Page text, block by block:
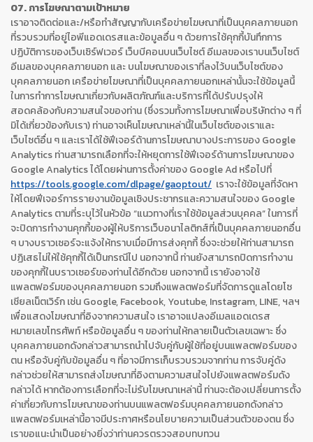
07. การโฆษณาตามเป้าหมาย
เราอาจติดต่อและ/หรือทำสัญญากับเครือข่ายโฆษณาที่เป็นบุคคลภายนอก
ที่รวบรวมที่อยู่ไอพีแอดเดรสและข้อมูลอื่น ๆ ด้วยการใช้คุกกี้บันทึกการ
ปฏิบัติการของเว็บเซิร์ฟเวอร์ เว็บบีคอนบนเว็บไซต์ อีเมลของเราบนเว็บไซต์
อีเมลของบุคคลภายนอก และ บนโฆษณาของเราที่ลงไว้บนเว็บไซต์ของ
บุคคลภายนอก เครือข่ายโฆษณาที่เป็นบุคคลภายนอกเหล่านั้นจะใช้ข้อมูลนี้
ในการทำการโฆษณาเกี่ยวกับผลิตภัณฑ์และบริการที่ได้ปรับปรุงให้
สอดคล้องกับความสนใจของท่าน (ซึ่งรวมทั้งการโฆษณาเพื่อบริษัทต่าง ๆ ที่
มิได้เกี่ยวข้องกับเรา) ท่านอาจเห็นโฆษณาเหล่านี้ในเว็บไซต์ของเราและ
เว็บไซต์อื่น ๆ และเราได้ใช้ฟีเจอร์ด้านการโฆษณาบางประการของ Google
Analytics ท่านสามารถเลือกที่จะให้หยุดการใช้ฟีเจอร์ด้านการโฆษณาของ
Google Analytics ได้โดยผ่านการตั้งค่าของ Google Ad หรือไปที่
https://tools.google.com/dlpage/gaoptout/ เราจะใช้ข้อมูลที่จัดหา
ให้โดยฟีเจอร์การรายงานข้อมูลเชิงประชากรและความสนใจของ Google
Analytics ตามที่ระบุไว้ในหัวข้อ “แนวทางที่เราใช้ข้อมูลส่วนบุคคล” ในการที่
จะปิดการทำงานคุกกี้ของผู้ให้บริการเว็บอนาไลติกส์ที่เป็นบุคคลภายนอกอื่น
ๆ บางบราวเซอร์จะแจ้งให้ทราบเมื่อมีการส่งคุกกี้ ซึ่งจะช่วยให้ท่านสามารถ
ปฏิเสธไม่ให้ใช้คุกกี้ได้เป็นกรณีไป นอกจากนี้ ท่านยังสามารถปิดการทำงาน
ของคุกกี้ในบราวเซอร์ของท่านได้อีกด้วย นอกจากนี้ เรายังอาจใช้
แพลตฟอร์มของบุคคลภายนอก รวมถึงแพลตฟอร์มที่จัดการดูแลโดยโซ
เชียลเน็ตเวิร์ก เช่น Google, Facebook, Youtube, Instagram, LINE, ฯลฯ
เพื่อแสดงโฆษณาที่อิงจากความสนใจ เราอาจแปลงอีเมลแอดเดรส
หมายเลขโทรศัพท์ หรือข้อมูลอื่น ๆ ของท่านให้กลายเป็นตัวเลขเฉพาะ ซึ่ง
บุคคลภายนอกดังกล่าวสามารถนำไปจับคู่กับผู้ใช้ที่อยู่บนแพลตฟอร์มของ
ตน หรือจับคู่กับข้อมูลอื่น ๆ ที่อาจมีการเก็บรวบรวมจากท่าน การจับคู่ดัง
กล่าวช่วยให้สามารถส่งโฆษณาที่อิงตามความสนใจไปยังแพลตฟอร์มดัง
กล่าวได้ หากต้องการเลือกที่จะไม่รับโฆษณาเหล่านี้ ท่านจะต้องเปลี่ยนการตั้ง
ค่าเกี่ยวกับการโฆษณาของท่านบนแพลตฟอร์มบุคคลภายนอกดังกล่าว
แพลตฟอร์มเหล่านี้อาจมีประกาศหรือนโยบายความเป็นส่วนตัวของตน ซึ่ง
เราขอแนะนำเป็นอย่างยิ่งว่าท่านควรตรวจสอบทบทวน